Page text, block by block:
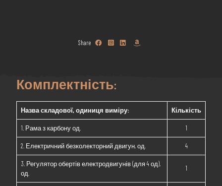
Share
Комплектність:
Назва складової, одиниця виміру: Кількість
1. Рама з карбону од. 1
2. Електричний безколекторний двигун, од. 4
3. Регулятор обертів електродвигунів (для 4 од),
од.
1